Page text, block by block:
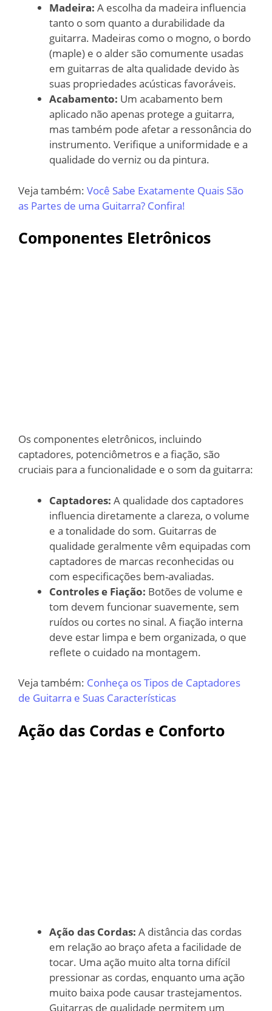
Madeira: A escolha da madeira influencia
tanto o som quanto a durabilidade da
guitarra. Madeiras como o mogno, o bordo
(maple) e o alder são comumente usadas
em guitarras de alta qualidade devido às
suas propriedades acústicas favoráveis.
Acabamento: Um acabamento bem
aplicado não apenas protege a guitarra,
mas também pode afetar a ressonância do
instrumento. Verifique a uniformidade e a
qualidade do verniz ou da pintura.
Veja também: Você Sabe Exatamente Quais São
as Partes de uma Guitarra? Confira!
Componentes Eletrônicos
Os componentes eletrônicos, incluindo
captadores, potenciômetros e a fiação, são
cruciais para a funcionalidade e o som da guitarra:
Captadores: A qualidade dos captadores
influencia diretamente a clareza, o volume
e a tonalidade do som. Guitarras de
qualidade geralmente vêm equipadas com
captadores de marcas reconhecidas ou
com especificações bem-avaliadas.
Controles e Fiação: Botões de volume e
tom devem funcionar suavemente, sem
ruídos ou cortes no sinal. A fiação interna
deve estar limpa e bem organizada, o que
reflete o cuidado na montagem.
Veja também: Conheça os Tipos de Captadores
de Guitarra e Suas Características
Ação das Cordas e Conforto
Ação das Cordas: A distância das cordas
em relação ao braço afeta a facilidade de
tocar. Uma ação muito alta torna difícil
pressionar as cordas, enquanto uma ação
muito baixa pode causar trastejamentos.
Guitarras de qualidade permitem um